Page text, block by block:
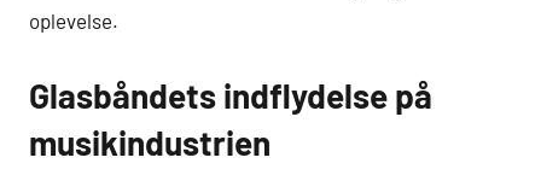
oplevelse.
Glasbåndets indflydelse på
musikindustrien